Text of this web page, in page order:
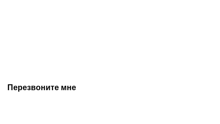
Перезвоните мне